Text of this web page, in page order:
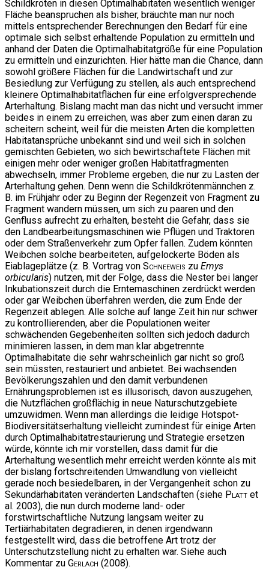
Schildkröten in diesen Optimalhabitaten wesentlich weniger
Fläche beanspruchen als bisher, bräuchte man nur noch
mittels entsprechender Berechnungen den Bedarf für eine
optimale sich selbst erhaltende Population zu ermitteln und
anhand der Daten die Optimalhabitatgröße für eine Population
zu ermitteln und einzurichten. Hier hätte man die Chance, dann
sowohl größere Flächen für die Landwirtschaft und zur
Besiedlung zur Verfügung zu stellen, als auch entsprechend
kleinere Optimalhabitatflächen für eine erfolgversprechende
Arterhaltung. Bislang macht man das nicht und versucht immer
beides in einem zu erreichen, was aber zum einen daran zu
scheitern scheint, weil für die meisten Arten die kompletten
Habitatansprüche unbekannt sind und weil sich in solchen
gemischten Gebieten, wo sich bewirtschaftete Flächen mit
einigen mehr oder weniger großen Habitatfragmenten
abwechseln, immer Probleme ergeben, die nur zu Lasten der
Arterhaltung gehen. Denn wenn die Schildkrötenmännchen z.
B. im Frühjahr oder zu Beginn der Regenzeit von Fragment zu
Fragment wandern müssen, um sich zu paaren und den
Genfluss aufrecht zu erhalten, besteht die Gefahr, dass sie
den Landbearbeitungsmaschinen wie Pflügen und Traktoren
oder dem Straßenverkehr zum Opfer fallen. Zudem könnten
Weibchen solche bearbeiteten, aufgelockerte Böden als
Eiablageplätze (z. B. Vortrag von Schneeweis zu Emys
orbicularis) nutzen, mit der Folge, dass die Nester bei langer
Inkubationszeit durch die Erntemaschinen zerdrückt werden
oder gar Weibchen überfahren werden, die zum Ende der
Regenzeit ablegen. Alle solche auf lange Zeit hin nur schwer
zu kontrollierenden, aber die Populationen weiter
schwächenden Gegebenheiten sollten sich jedoch dadurch
minimieren lassen, in dem man klar abgetrennte
Optimalhabitate die sehr wahrscheinlich gar nicht so groß
sein müssten, restauriert und anbietet. Bei wachsenden
Bevölkerungszahlen und den damit verbundenen
Ernährungsproblemen ist es illusorisch, davon auszugehen,
die Nutzflächen großflächig in neue Naturschutzgebiete
umzuwidmen. Wenn man allerdings die leidige Hotspot-
Biodiversitätserhaltung vielleicht zumindest für einige Arten
durch Optimalhabitatrestaurierung und Strategie ersetzen
würde, könnte ich mir vorstellen, dass damit für die
Arterhaltung wesentlich mehr erreicht werden könnte als mit
der bislang fortschreitenden Umwandlung von vielleicht
gerade noch besiedelbaren, in der Vergangenheit schon zu
Sekundärhabitaten veränderten Landschaften (siehe Platt et
al. 2003), die nun durch moderne land- oder
forstwirtschaftliche Nutzung langsam weiter zu
Tertiärhabitaten degradieren, in denen irgendwann
festgestellt wird, dass die betroffene Art trotz der
Unterschutzstellung nicht zu erhalten war. Siehe auch
Kommentar zu Gerlach (2008).